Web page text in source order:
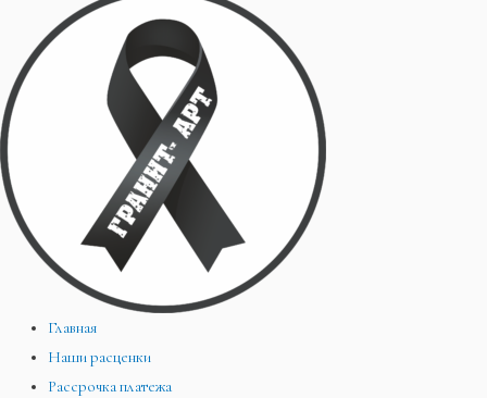
Главная
Наши расценки
Рассрочка платежа